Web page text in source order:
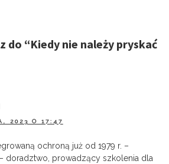
do “Kiedy nie należy pryskać
2023 O 17:47
ochroną już od 1979 r. –
doradztwo, prowadzący szkolenia dla